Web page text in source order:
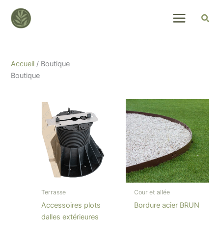
content
Accueil / Boutique
Boutique
Terrasse
Accessoires plots
dalles extérieures
Cour et allée
Bordure acier BRUN